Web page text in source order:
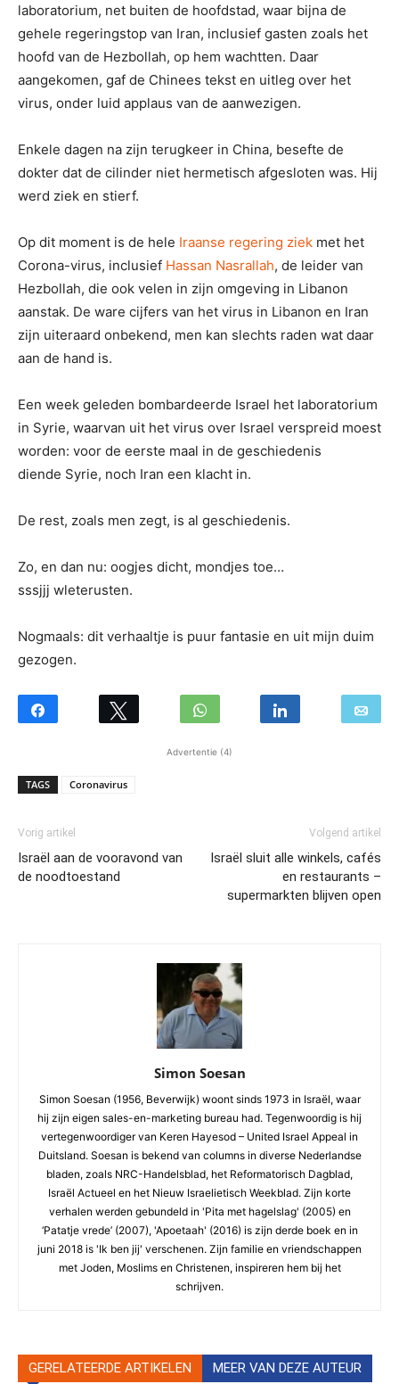
laboratorium, net buiten de hoofdstad, waar bijna de
gehele regeringstop van Iran, inclusief gasten zoals het
hoofd van de Hezbollah, op hem wachtten. Daar
aangekomen, gaf de Chinees tekst en uitleg over het
virus, onder luid applaus van de aanwezigen.
Enkele dagen na zijn terugkeer in China, besefte de
dokter dat de cilinder niet hermetisch afgesloten was. Hij
werd ziek en stierf.
Op dit moment is de hele Iraanse regering ziek met het
Corona-virus, inclusief Hassan Nasrallah, de leider van
Hezbollah, die ook velen in zijn omgeving in Libanon
aanstak. De ware cijfers van het virus in Libanon en Iran
zijn uiteraard onbekend, men kan slechts raden wat daar
aan de hand is.
Een week geleden bombardeerde Israel het laboratorium
in Syrie, waarvan uit het virus over Israel verspreid moest
worden: voor de eerste maal in de geschiedenis
diende Syrie, noch Iran een klacht in.
De rest, zoals men zegt, is al geschiedenis.
Zo, en dan nu: oogjes dicht, mondjes toe…
sssjjj wleterusten.
Nogmaals: dit verhaaltje is puur fantasie en uit mijn duim
gezogen.
Advertentie (4)
TAGS Coronavirus
Vorig artikel
Israël aan de vooravond van
de noodtoestand
Volgend artikel
Israël sluit alle winkels, cafés
en restaurants –
supermarkten blijven open
Simon Soesan
Simon Soesan (1956, Beverwijk) woont sinds 1973 in Israël, waar
hij zijn eigen sales-en-marketing bureau had. Tegenwoordig is hij
vertegenwoordiger van Keren Hayesod – United Israel Appeal in
Duitsland. Soesan is bekend van columns in diverse Nederlandse
bladen, zoals NRC-Handelsblad, het Reformatorisch Dagblad,
Israël Actueel en het Nieuw Israelietisch Weekblad. Zijn korte
verhalen werden gebundeld in 'Pita met hagelslag' (2005) en
‘Patatje vrede’ (2007), 'Apoetaah' (2016) is zijn derde boek en in
juni 2018 is 'Ik ben jij' verschenen. Zijn familie en vriendschappen
met Joden, Moslims en Christenen, inspireren hem bij het
schrijven.
GERELATEERDE ARTIKELEN MEER VAN DEZE AUTEUR